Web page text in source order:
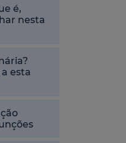
é,
nesta
esta